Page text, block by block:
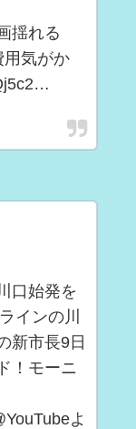
揺れる
気がか
口始発を
インの川
新市長9日
！モーニ
よ